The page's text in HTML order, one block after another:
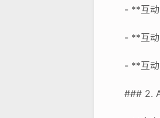
- **互动
- **互
- **互
### 2.